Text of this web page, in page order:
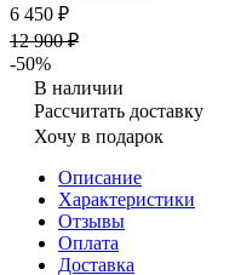
6 450 ₽
12 900 ₽
-50%
В наличии
Рассчитать доставку
Хочу в подарок
Описание
Характеристики
Отзывы
Оплата
Доставка